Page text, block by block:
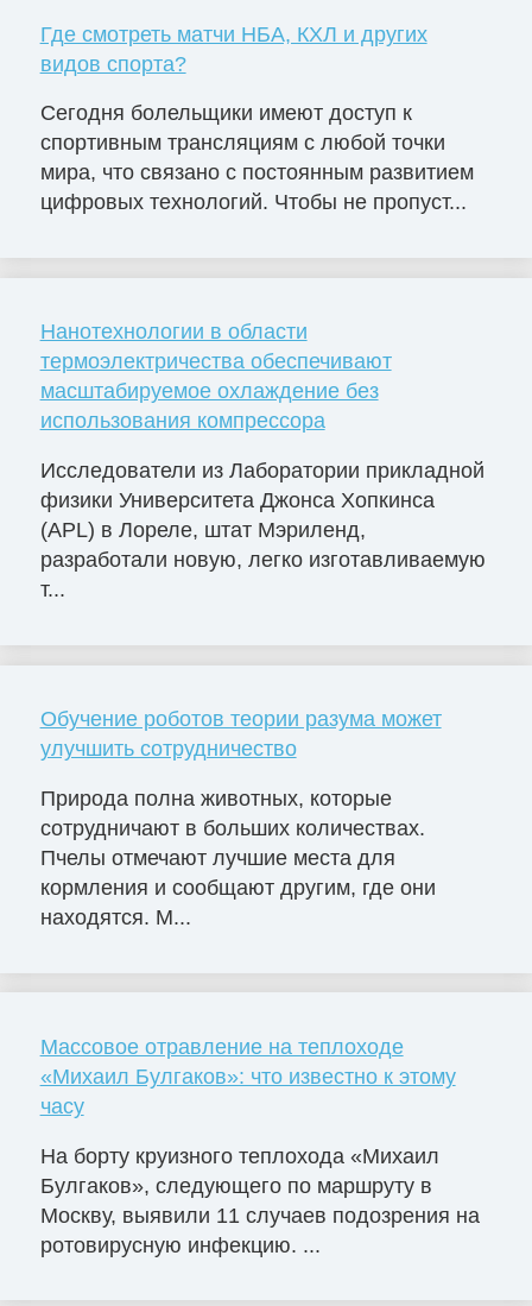
Где смотреть матчи НБА, КХЛ и других
видов спорта?
Сегодня болельщики имеют доступ к
спортивным трансляциям с любой точки
мира, что связано с постоянным развитием
цифровых технологий. Чтобы не пропуст...
Нанотехнологии в области
термоэлектричества обеспечивают
масштабируемое охлаждение без
использования компрессора
Исследователи из Лаборатории прикладной
физики Университета Джонса Хопкинса
(APL) в Лореле, штат Мэриленд,
разработали новую, легко изготавливаемую
т...
Обучение роботов теории разума может
улучшить сотрудничество
Природа полна животных, которые
сотрудничают в больших количествах.
Пчелы отмечают лучшие места для
кормления и сообщают другим, где они
находятся. М...
Массовое отравление на теплоходе
«Михаил Булгаков»: что известно к этому
часу
На борту круизного теплохода «Михаил
Булгаков», следующего по маршруту в
Москву, выявили 11 случаев подозрения на
ротовирусную инфекцию. ...